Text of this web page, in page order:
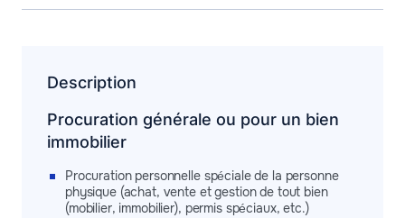
Description
Procuration générale ou pour un bien
immobilier
Procuration personnelle spéciale de la personne
physique (achat, vente et gestion de tout bien
(mobilier, immobilier), permis spéciaux, etc.)